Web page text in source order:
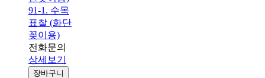
91-1. 수목
표찰 (화단
꽂이용)
전화문의
상세보기
장바구니